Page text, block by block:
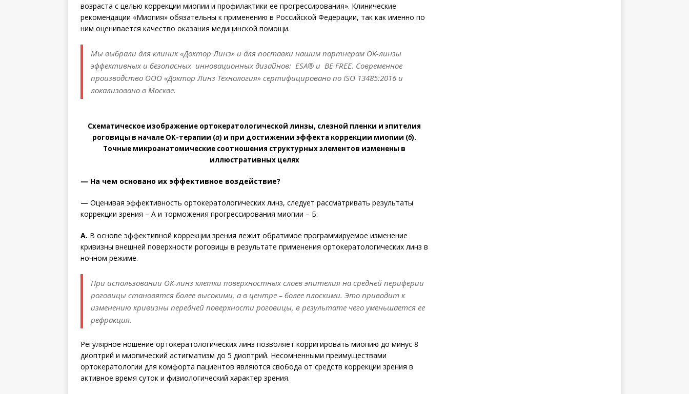
возраста с целью коррекции миопии и профилактики ее прогрессирования». Клинические
рекомендации «Миопия» обязательны к применению в Российской Федерации, так как именно по
ним оценивается качество оказания медицинской помощи.
Мы выбрали для клиник «Доктор Линз» и для поставки нашим партнерам ОК-линзы
эффективных и безопасных инновационных ди­зайнов: ESA® и BE FREE. Современное
производство ООО «Доктор Линз Технология» сертифицировано по ISO 13485:2016 и
локализовано в Москве.
Схематическое изображение ортокератологической линзы, слезной пленки и эпителия
роговицы в начале ОК-терапии (а) и при достижении эффекта коррекции миопии (б).
Точные микроанатомические соотношения структурных элементов изменены в
иллюстративных целях
— На чем основано их эффективное воздействие?
— Оценивая эффективность ортокератологических линз, следует рассматривать результаты
коррекции зрения – А и торможения прогрессирования миопии – Б.
А. В основе эффективной коррекции зрения лежит обратимое программируемое изменение
кривизны внешней поверхности роговицы в результате применения ортокератологических линз в
ночном режиме.
При использовании ОК-линз клетки поверхностных слоев эпителия на средней периферии
роговицы становятся более высокими, а в центре – более плоскими. Это приводит к
изменению кривизны передней поверхности роговицы, в результате чего уменьшается ее
рефракция.
Регулярное ношение ортокератологических линз позволяет корригировать миопию до минус 8
диоптрий и миопический астигматизм до 5 диоптрий. Несомненными преиму­ществами
ортокератологии для комфорта пациентов являются свобода от средств коррекции зрения в
активное время суток и физиологический характер зрения.